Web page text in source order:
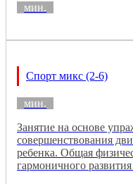
мин.
Спорт микс (2-6)
мин.
Занятие на основе
совершенствования
ребенка. Общая
гармоничного